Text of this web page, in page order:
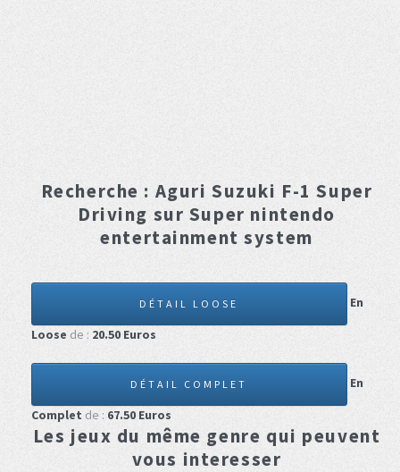
Recherche : Aguri Suzuki F-1 Super
Driving sur Super nintendo
entertainment system
DÉTAIL LOOSE
En
Loose de : 20.50 Euros
DÉTAIL COMPLET
En
Complet de : 67.50 Euros
Les jeux du même genre qui peuvent
vous interesser